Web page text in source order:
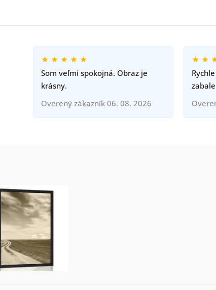
Som veľmi spokojná. Obraz je
krásny.
Overený zákazník 06. 08. 2026